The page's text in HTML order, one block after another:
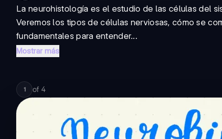
La neurohistología es el estudio de las células del
Veremos los tipos de células nerviosas, cómo se
fundamentales para entender...
Mostrar más
1 of 4